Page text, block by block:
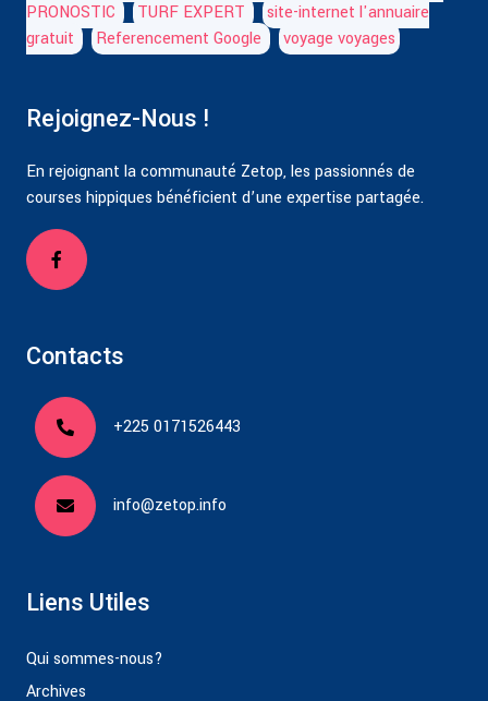
PRONOSTIC
TURF EXPERT
site-internet l'annuaire
gratuit
Referencement Google voyage voyages
Rejoignez-Nous !
En rejoignant la communauté Zetop, les passionnés de
courses hippiques bénéficient d’une expertise partagée.
Contacts
+225 0171526443
info@zetop.info
Liens Utiles
Qui sommes-nous?
Archives